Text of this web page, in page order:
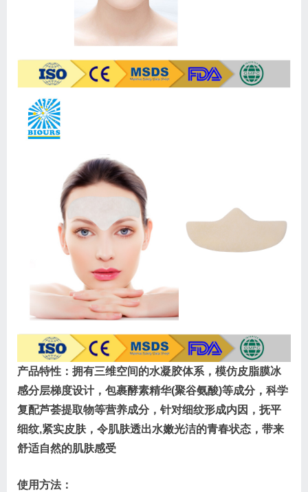
产品特性：拥有三维空间的水凝胶体系，模仿皮脂膜冰
感分层梯度设计，包裹酵素精华(聚谷氨酸)等成分，科学
复配芦荟提取物等营养成分，针对细纹形成内因，抚平
细纹,紧实皮肤，令肌肤透出水嫩光洁的青春状态，带来
舒适自然的肌肤感受
使用方法：